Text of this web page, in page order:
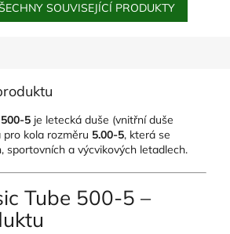
SOUVISEJÍCÍ PRODUKTY
5 je letecká duše (vnitřní duše
kola rozměru 5.00-5, která se
sportovních a výcvikových letadlech.
Tube 500-5 –